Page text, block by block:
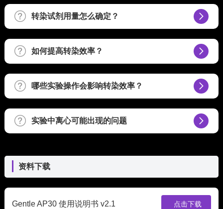
转染试剂用量怎么确定？
如何提高转染效率？
哪些实验操作会影响转染效率？
实验中离心可能出现的问题
资料下载
Gentle AP30 使用说明书 v2.1 点击下载